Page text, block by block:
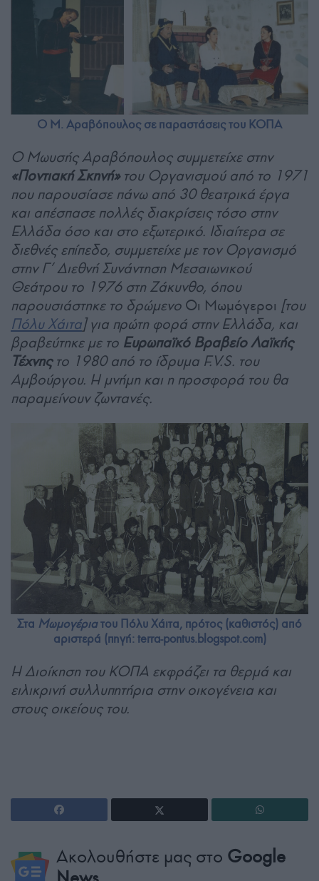
Ο Μ. Αραβόπουλος σε παραστάσεις του ΚΟΠΑ
Ο Μωυσής Αραβόπουλος συμμετείχε στην
«Ποντιακή Σκηνή»του Οργανισμού από το 1971
που παρουσίασε πάνω από 30 θεατρικά έργα
και απέσπασε πολλές διακρίσεις τόσο στην
Ελλάδα όσο και στο εξωτερικό. Ιδιαίτερα σε
διεθνές επίπεδο, συμμετείχε με τον Οργανισμό
στην Γ’ Διεθνή Συνάντηση Μεσαιωνικού
Θεάτρου το 1976 στη Ζάκυνθο, όπου
παρουσιάστηκε το δρώμενο Οι Μωμόγεροι [του
Πόλυ Χάιτα] για πρώτη φορά στην Ελλάδα, και
βραβεύτηκε με το Ευρωπαϊκό Βραβείο Λαϊκής
Τέχνηςτο 1980 από το ίδρυμα F.V.S. του
Αμβούργου. Η μνήμη και η προσφορά του θα
παραμείνουν ζωντανές.
Στα Μωμογέριατου Πόλυ Χάιτα, πρότος (καθιστός) από
αριστερά (πηγή: terra-pontus.blogspot.com)
Η Διοίκηση του ΚΟΠΑ εκφράζει τα θερμά και
ειλικρινή συλλυπητήρια στην οικογένεια και
στους οικείους του.
Ακολουθήστε μας στο Google